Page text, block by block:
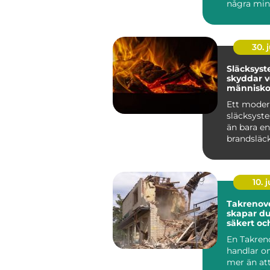
några
hinner...
30.
skyddar
Ett
än bara en
som ...
10.
skapar
säkert
En
handlar
mer än